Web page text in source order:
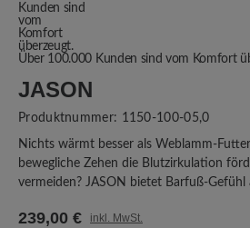
Über 100.000 Kunden sind vom Komfort
JASON
Produktnummer: 1150-100-05,0
Nichts wärmt besser als Weblamm-
bewegliche Zehen die Blutzirkulation
vermeiden? JASON bietet Barfuß-
239,00 € inkl. MwSt.